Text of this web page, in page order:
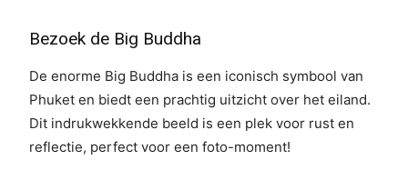
Bezoek de Big Buddha
De enorme Big Buddha is een iconisch symbool van
Phuket en biedt een prachtig uitzicht over het eiland.
Dit indrukwekkende beeld is een plek voor rust en
reflectie, perfect voor een foto-moment!